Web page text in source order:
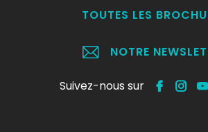
TOUTES LES
NOTRE
Suivez-nous sur